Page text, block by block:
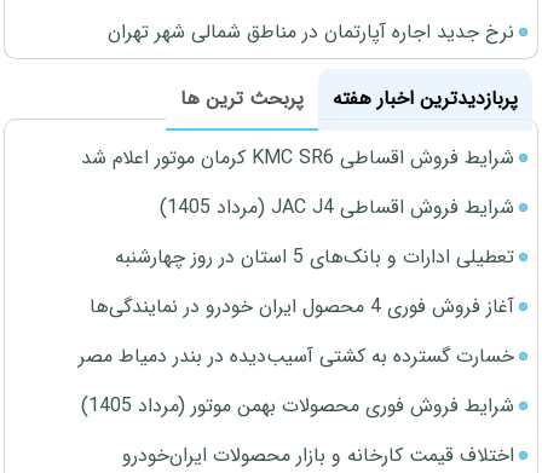
نرخ جدید اجاره آپارتمان در مناطق شمالی شهر تهران
پربازدیدترین اخبار هفته
پربحث ترین ها
شرایط فروش اقساطی KMC SR6 کرمان موتور اعلام شد
شرایط فروش اقساطی JAC J4 (مرداد 1405)
تعطیلی ادارات و بانک‌های 5 استان در روز چهارشنبه
آغاز فروش فوری 4 محصول ایران خودرو در نمایندگی‌ها
خسارت گسترده به کشتی آسیب‌دیده در بندر دمیاط مصر
شرایط فروش فوری محصولات بهمن موتور (مرداد 1405)
اختلاف قیمت کارخانه و بازار محصولات ایران‌خودرو